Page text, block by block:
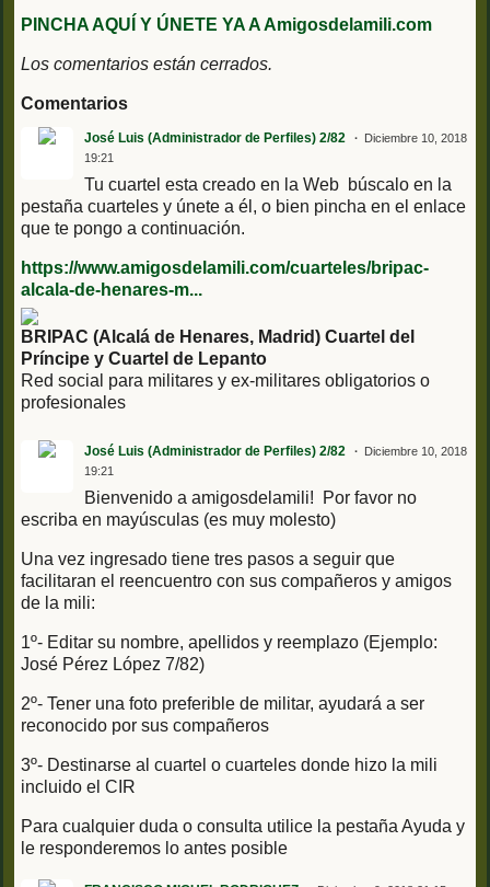
PINCHA AQUÍ Y ÚNETE YA A Amigosdelamili.com
Los comentarios están cerrados.
Comentarios
José Luis (Administrador de Perfiles) 2/82
Diciembre 10, 2018
19:21
Tu cuartel esta creado en la Web búscalo en la
pestaña cuarteles y únete a él, o bien pincha en el enlace
que te pongo a continuación.
https://www.amigosdelamili.com/cuarteles/bripac-
alcala-de-henares-m...
BRIPAC (Alcalá de Henares, Madrid) Cuartel del
Príncipe y Cuartel de Lepanto
Red social para militares y ex-militares obligatorios o
profesionales
José Luis (Administrador de Perfiles) 2/82
Diciembre 10, 2018
19:21
Bienvenido a amigosdelamili! Por favor no
escriba en mayúsculas (es muy molesto)
Una vez ingresado tiene tres pasos a seguir que
facilitaran el reencuentro con sus compañeros y amigos
de la mili:
1º- Editar su nombre, apellidos y reemplazo (Ejemplo:
José Pérez López 7/82)
2º- Tener una foto preferible de militar, ayudará a ser
reconocido por sus compañeros
3º- Destinarse al cuartel o cuarteles donde hizo la mili
incluido el CIR
Para cualquier duda o consulta utilice la pestaña Ayuda y
le responderemos lo antes posible